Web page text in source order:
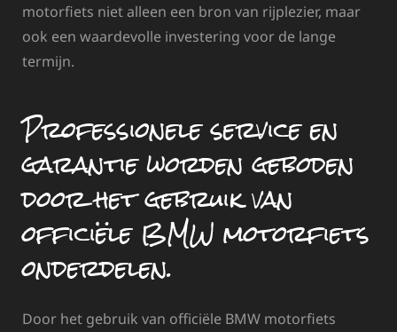
motorfiets niet alleen een bron van rijplezier, maar
ook een waardevolle investering voor de lange
termijn.
Professionele service en
garantie worden geboden
door het gebruik van
officiële BMW motorfiets
onderdelen.
Door het gebruik van officiële BMW motorfiets